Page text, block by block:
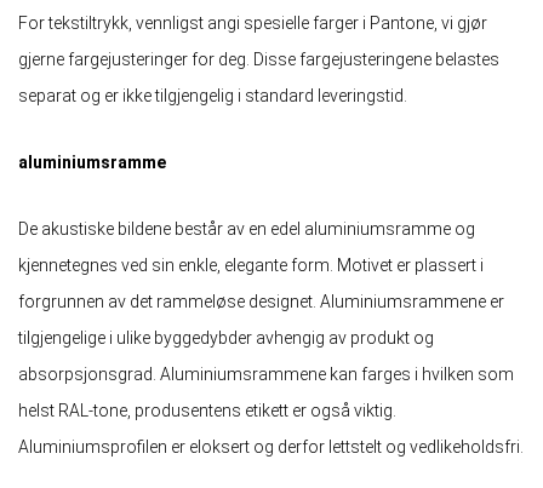
For tekstiltrykk, vennligst angi spesielle farger i Pantone, vi gjør
gjerne fargejusteringer for deg. Disse fargejusteringene belastes
separat og er ikke tilgjengelig i standard leveringstid.
aluminiumsramme
De akustiske bildene består av en edel aluminiumsramme og
kjennetegnes ved sin enkle, elegante form. Motivet er plassert i
forgrunnen av det rammeløse designet. Aluminiumsrammene er
tilgjengelige i ulike byggedybder avhengig av produkt og
absorpsjonsgrad. Aluminiumsrammene kan farges i hvilken som
helst RAL-tone, produsentens etikett er også viktig.
Aluminiumsprofilen er eloksert og derfor lettstelt og vedlikeholdsfri.